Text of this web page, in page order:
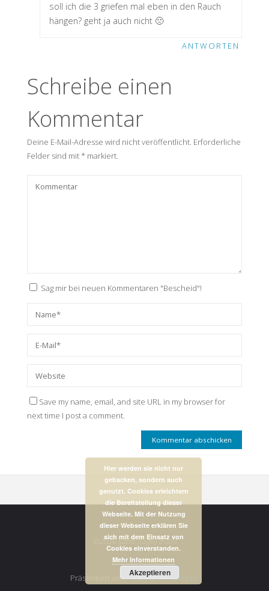
soll ich die 3 griefen mal eben in den Rauch
hängen? geht ja auch nicht 🙁
ANTWORTEN
Schreibe einen
Kommentar
Deine E-Mail-Adresse wird nicht veröffentlicht. Erforderliche
Felder sind mit*markiert.
Sag mir bei neuen Kommentaren "Bescheid"!
Save my name, email, and site URL in my browser for
next time I post a comment.
©2026 sabo (tage) buch
Präsentiert vonFluida&WordPress.
Hier werden sie nicht nur
gebacken, sondern auch
genutzt. Cookies erleichtern
die Bereitstellung dieser
Webseite. Mit der Nutzung
dieser Webseite erklären Sie
sich mit dem Einsatz von
Cookies einverstanden.
Mehr Informationen
Akzeptieren